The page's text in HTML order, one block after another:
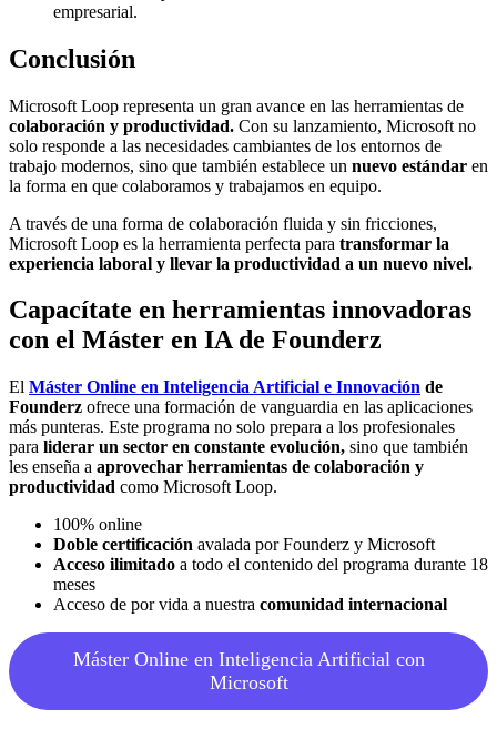
empresarial.
Conclusión
Microsoft Loop representa un gran avance en las herramientas de
colaboración y productividad. Con su lanzamiento, Microsoft no
solo responde a las necesidades cambiantes de los entornos de
trabajo modernos, sino que también establece un nuevo estándar en
la forma en que colaboramos y trabajamos en equipo.
A través de una forma de colaboración fluida y sin fricciones,
Microsoft Loop es la herramienta perfecta para transformar la
experiencia laboral y llevar la productividad a un nuevo nivel.
Capacítate en herramientas innovadoras
con el Máster en IA de Founderz
El Máster Online en Inteligencia Artificial e Innovación de
Founderz ofrece una formación de vanguardia en las aplicaciones
más punteras. Este programa no solo prepara a los profesionales
para liderar un sector en constante evolución, sino que también
les enseña a aprovechar herramientas de colaboración y
productividad como Microsoft Loop.
100% online
Doble certificación avalada por Founderz y Microsoft
Acceso ilimitado a todo el contenido del programa durante 18
meses
Acceso de por vida a nuestra comunidad internacional
Máster Online en Inteligencia Artificial con
Microsoft